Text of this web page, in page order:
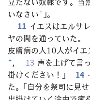
いなさい+ 」。
11 イエスはエルサ
ヤの間を通っていた。
皮膚病の人10人がイ
+， 13 声を上げて言
掛けください！」
14
た。「自分を祭司に見